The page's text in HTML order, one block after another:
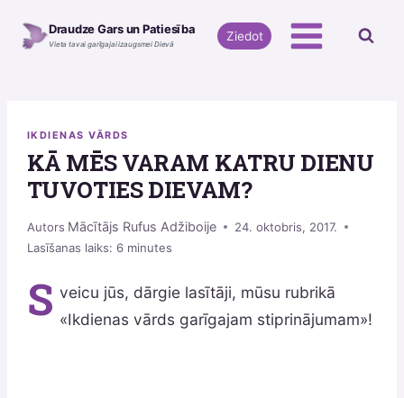
Draudze Gars un Patiesība
Vieta tavai garīgajai izaugsmei Dievā
Ziedot
IKDIENAS VĀRDS
KĀ MĒS VARAM KATRU DIENU
TUVOTIES DIEVAM?
Autors Mācītājs Rufus Adžiboije
24. oktobris, 2017.
Lasīšanas laiks: 6 minutes
S veicu jūs, dārgie lasītāji, mūsu rubrikā
«Ikdienas vārds garīgajam stiprinājumam»!